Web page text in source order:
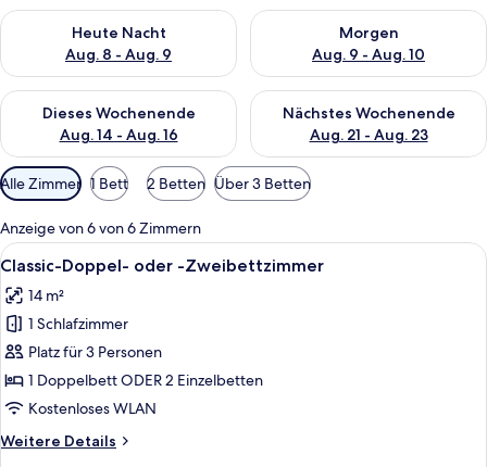
Heute Nacht
Aug. 8 - Aug. 9
Überprüfe die Verfügbarkeit für heute Nacht, Aug. 8 - Aug. 9.
Morgen
Aug. 9 - Aug. 10
Überprüfe die Verfügbarkeit
Dieses Wochenende
Aug. 14 - Aug. 16
Überprüfe die Verfügbarkeit für dieses Wochenende, Aug. 14
Nächstes Wochenende
Aug. 21 - Aug. 23
Überprüfe die Verfügbarkeit
Verfügbare
Filter
für
Zimmer
Alle Zimmer 1 Bett 2 Betten Über 3 Betten
Anzeige von 6 von 6 Zimmern
Alle
Fotos
für
Classic-
Doppel-
oder
-
anzeigen
Hochwertige Bettwaren,
7
Classic-Doppel- oder -Zweibettzimmer
14 m²
1 Schlafzimmer
Platz für 3 Personen
1 Doppelbett ODER 2 Einzelbetten
Kostenloses WLAN
Weitere Details
Weitere